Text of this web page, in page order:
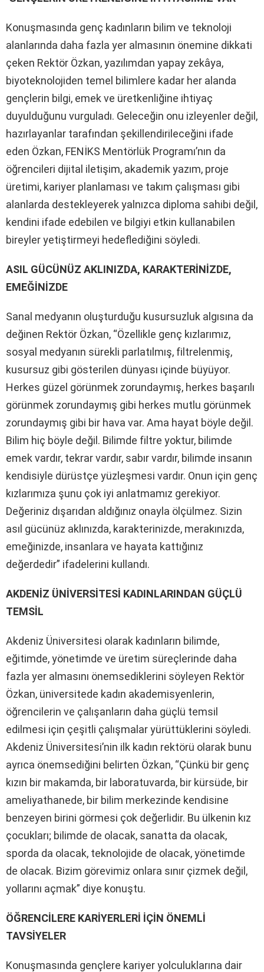
Konuşmasında genç kadınların bilim ve teknoloji
alanlarında daha fazla yer almasının önemine dikkati
çeken Rektör Özkan, yazılımdan yapay zekâya,
biyoteknolojiden temel bilimlere kadar her alanda
gençlerin bilgi, emek ve üretkenliğine ihtiyaç
duyulduğunu vurguladı. Geleceğin onu izleyenler değil,
hazırlayanlar tarafından şekillendirileceğini ifade
eden Özkan, FENİKS Mentörlük Programı’nın da
öğrencileri dijital iletişim, akademik yazım, proje
üretimi, kariyer planlaması ve takım çalışması gibi
alanlarda destekleyerek yalnızca diploma sahibi değil,
kendini ifade edebilen ve bilgiyi etkin kullanabilen
bireyler yetiştirmeyi hedeflediğini söyledi.
ASIL GÜCÜNÜZ AKLINIZDA, KARAKTERİNİZDE,
EMEĞİNİZDE
Sanal medyanın oluşturduğu kusursuzluk algısına da
değinen Rektör Özkan, “Özellikle genç kızlarımız,
sosyal medyanın sürekli parlatılmış, filtrelenmiş,
kusursuz gibi gösterilen dünyası içinde büyüyor.
Herkes güzel görünmek zorundaymış, herkes başarılı
görünmek zorundaymış gibi herkes mutlu görünmek
zorundaymış gibi bir hava var. Ama hayat böyle değil.
Bilim hiç böyle değil. Bilimde filtre yoktur, bilimde
emek vardır, tekrar vardır, sabır vardır, bilimde insanın
kendisiyle dürüstçe yüzleşmesi vardır. Onun için genç
kızlarımıza şunu çok iyi anlatmamız gerekiyor.
Değeriniz dışarıdan aldığınız onayla ölçülmez. Sizin
asıl gücünüz aklınızda, karakterinizde, merakınızda,
emeğinizde, insanlara ve hayata kattığınız
değerdedir” ifadelerini kullandı.
AKDENİZ ÜNİVERSİTESİ KADINLARINDAN GÜÇLÜ
TEMSİL
Akdeniz Üniversitesi olarak kadınların bilimde,
eğitimde, yönetimde ve üretim süreçlerinde daha
fazla yer almasını önemsediklerini söyleyen Rektör
Özkan, üniversitede kadın akademisyenlerin,
öğrencilerin ve çalışanların daha güçlü temsil
edilmesi için çeşitli çalışmalar yürüttüklerini söyledi.
Akdeniz Üniversitesi’nin ilk kadın rektörü olarak bunu
ayrıca önemsediğini belirten Özkan, “Çünkü bir genç
kızın bir makamda, bir laboratuvarda, bir kürsüde, bir
ameliyathanede, bir bilim merkezinde kendisine
benzeyen birini görmesi çok değerlidir. Bu ülkenin kız
çocukları; bilimde de olacak, sanatta da olacak,
sporda da olacak, teknolojide de olacak, yönetimde
de olacak. Bizim görevimiz onlara sınır çizmek değil,
yollarını açmak” diye konuştu.
ÖĞRENCİLERE KARİYERLERİ İÇİN ÖNEMLİ
TAVSİYELER
Konuşmasında gençlere kariyer yolculuklarına dair